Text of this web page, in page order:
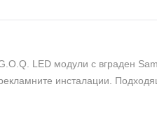
LED модули с вграден
инсталации.